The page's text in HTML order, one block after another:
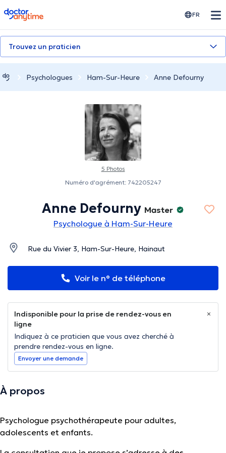
doctoranytime FR
Trouvez un praticien
Psychologues Ham-Sur-Heure Anne Defourny
5 Photos
Numéro d'agrément: 742205247
Anne Defourny Master
Psychologue à Ham-Sur-Heure
Rue du Vivier 3, Ham-Sur-Heure, Hainaut
Voir le n° de téléphone
Indisponible pour la prise de rendez-vous en
ligne
Indiquez à ce praticien que vous avez cherché à
prendre rendez-vous en ligne.
Envoyer une demande
À propos
Psychologue psychothérapeute pour adultes,
adolescents et enfants.